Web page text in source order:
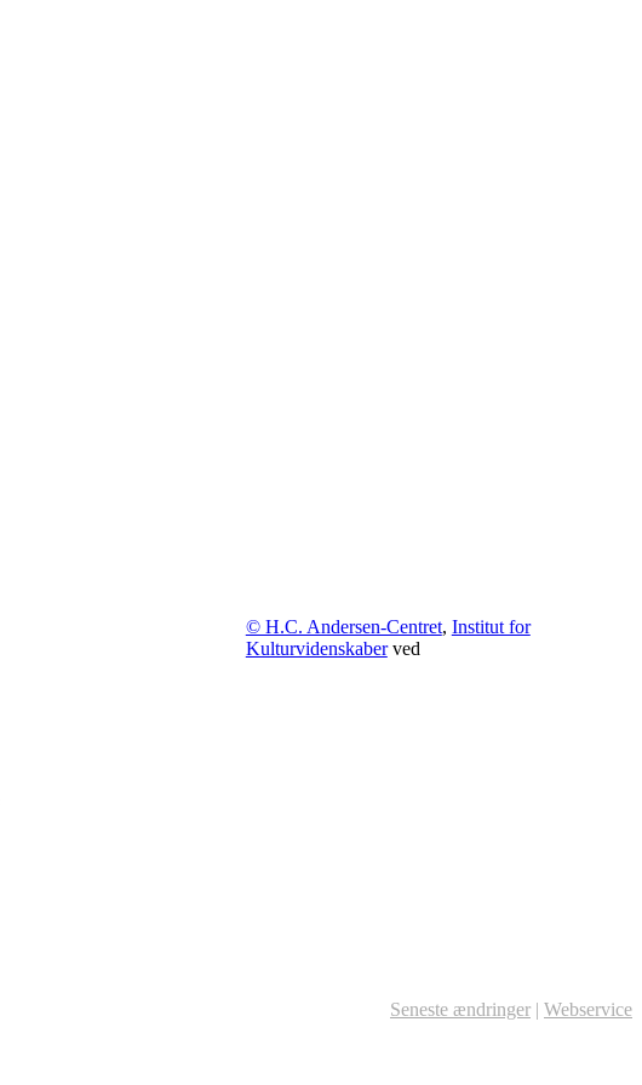
© H.C. Andersen-Centret, Institut for
Kulturvidenskaberved
Seneste ændringer | Webservice